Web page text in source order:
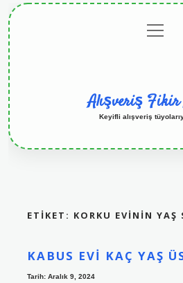
menüyü
aç
Alışveriş Fikir
Keyifli alışveriş
ETIKET: KORKU EVININ YAŞ
KABUS EVI KAÇ YAŞ
Tarih: Aralık 9, 2024